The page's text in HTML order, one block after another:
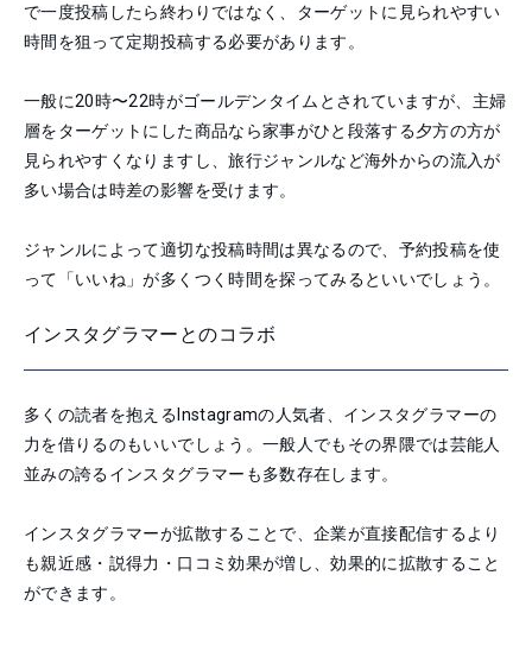
で一度投稿したら終わりではなく、ターゲットに見られやすい
時間を狙って定期投稿する必要があります。
一般に20時〜22時がゴールデンタイムとされていますが、主婦
層をターゲットにした商品なら家事がひと段落する夕方の方が
見られやすくなりますし、旅行ジャンルなど海外からの流入が
多い場合は時差の影響を受けます。
ジャンルによって適切な投稿時間は異なるので、予約投稿を使
って「いいね」が多くつく時間を探ってみるといいでしょう。
インスタグラマーとのコラボ
多くの読者を抱えるInstagramの人気者、インスタグラマーの
力を借りるのもいいでしょう。一般人でもその界隈では芸能人
並みの誇るインスタグラマーも多数存在します。
インスタグラマーが拡散することで、企業が直接配信するより
も親近感・説得力・口コミ効果が増し、効果的に拡散すること
ができます。